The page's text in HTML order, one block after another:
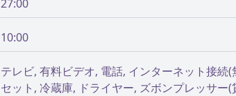
27:00
10:00
テレビ, 有料ビデオ, 電話, インターネット接続
セット, 冷蔵庫, ドライヤー, ズボンプレッサー